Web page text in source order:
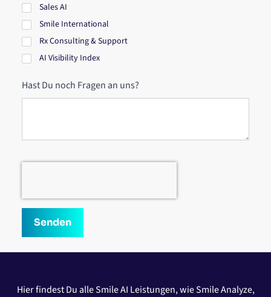
Sales AI
Smile International
Rx Consulting & Support
AI Visibility Index
Hast Du noch Fragen an uns?
Senden
Hier findest Du alle Smile AI Leistungen, wie Smile Analyze,